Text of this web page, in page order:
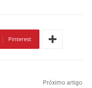
Pinterest
Próximo artigo